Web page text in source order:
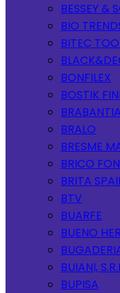
BESSEY &
BIO
BITEC
BONFILEX
BOSTIK
BRALO
BRESME
BRICO
BRITA
BTV
BUARFE
BUENO
BUIANI,
BUPISA